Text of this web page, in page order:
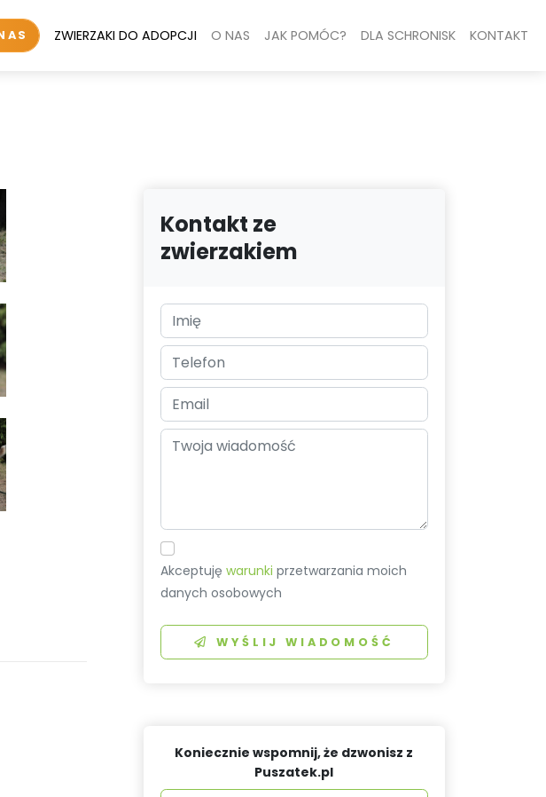
ZWIERZAKI DO ADOPCJI O NAS JAK POMÓC? DLA SCHRONISK KONTAKT
Kontakt ze
zwierzakiem
Akceptujęwarunki przetwarzania moich
danych osobowych
WYŚLIJ WIADOMOŚĆ
Koniecznie wspomnij, że dzwonisz z
Puszatek.pl